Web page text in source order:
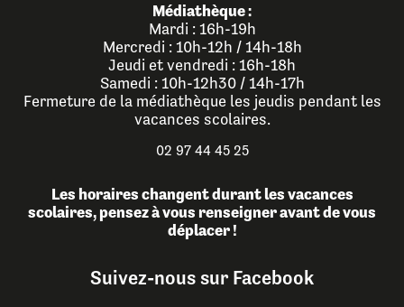
Médiathèque :
Mardi : 16h-19h
Mercredi : 10h-12h / 14h-18h
Jeudi et vendredi : 16h-18h
Samedi : 10h-12h30 / 14h-17h
Fermeture de la médiathèque les jeudis pendant les
vacances scolaires.
02 97 44 45 25
Les horaires changent durant les vacances
scolaires, pensez à vous renseigner avant de vous
déplacer !
Suivez-nous sur Facebook